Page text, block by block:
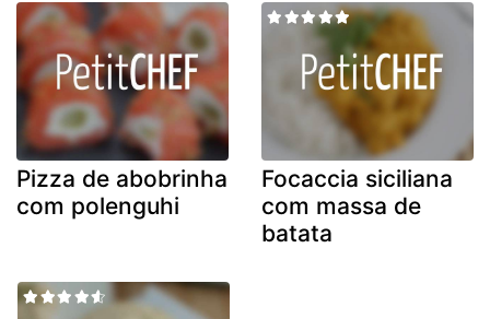
Pizza de abobrinha
com polenguhi
Focaccia siciliana
com massa de
batata